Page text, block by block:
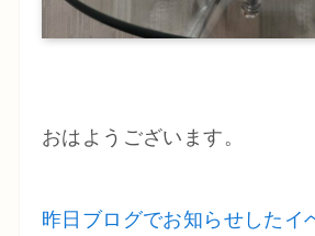
おはようございます。
昨日ブログでお知らせしたイ